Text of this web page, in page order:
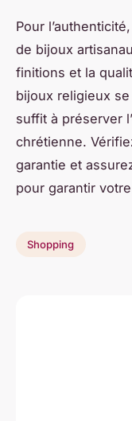
Pour
de bijoux
finitions et la
bijoux religieux
suffit à préserver
chrétienne.
garantie et
pour garantir
Shopping